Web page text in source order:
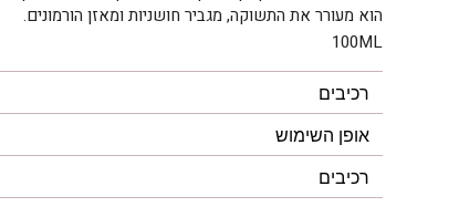
הוא מעורר את התשוקה, מגביר חושניות ומאזן הורמונים.
100ML
רכיבים
אופן השימוש
רכיבים